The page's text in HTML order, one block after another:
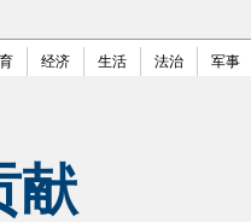
经济 生活 法治 军事
献